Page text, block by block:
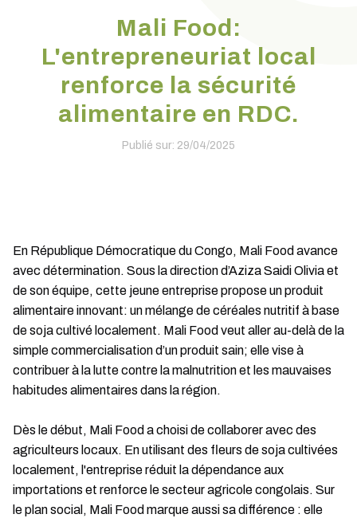
Mali Food:
L'entrepreneuriat local
renforce la sécurité
alimentaire en RDC.
Publié sur: 29/04/2025
En République Démocratique du Congo, Mali Food avance
avec détermination. Sous la direction d’Aziza Saidi Olivia et
de son équipe, cette jeune entreprise propose un produit
alimentaire innovant: un mélange de céréales nutritif à base
de soja cultivé localement. Mali Food veut aller au-delà de la
simple commercialisation d’un produit sain; elle vise à
contribuer à la lutte contre la malnutrition et les mauvaises
habitudes alimentaires dans la région.
Dès le début, Mali Food a choisi de collaborer avec des
agriculteurs locaux. En utilisant des fleurs de soja cultivées
localement, l'entreprise réduit la dépendance aux
importations et renforce le secteur agricole congolais. Sur
le plan social, Mali Food marque aussi sa différence : elle